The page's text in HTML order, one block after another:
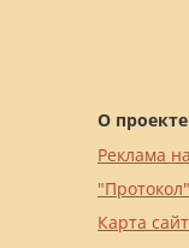
О проекте
Реклама
Карта